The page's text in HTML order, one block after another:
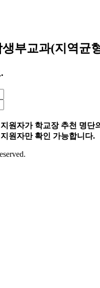
생부교과(지역균
원자가 학교장 추천 명단
원자만 확인 가능합니다.